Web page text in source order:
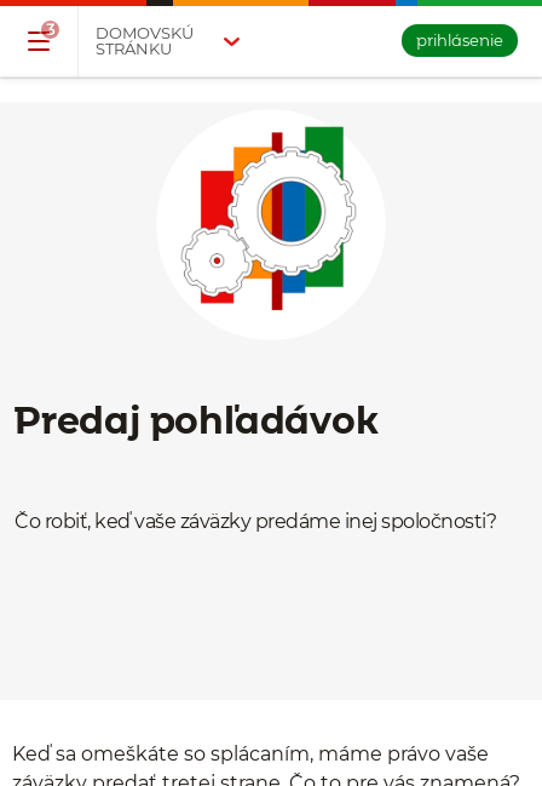
DOMOVSKÚ
STRÁNKU
3
prihlásenie
Predaj pohľadávok
Čo robiť, keď vaše záväzky predáme inej spoločnosti?
Keď sa omeškáte so splácaním, máme právo vaše